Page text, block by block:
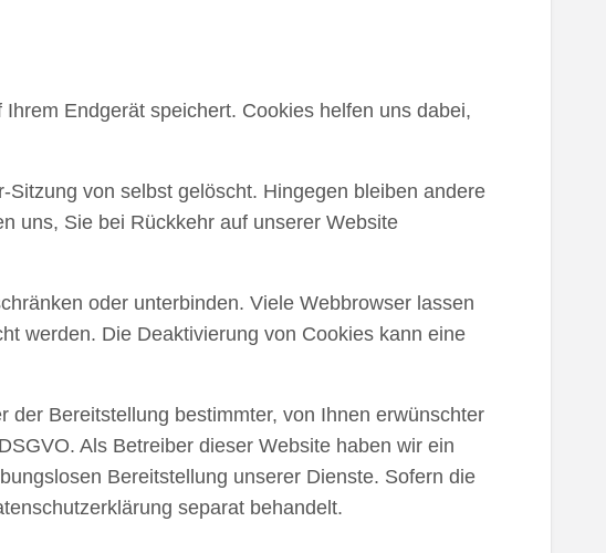
Endgerät speichert. Cookies helfen uns dabei,
von selbst gelöscht. Hingegen bleiben andere
uns, Sie bei Rückkehr auf unserer Website
oder unterbinden. Viele Webbrowser lassen
werden. Die Deaktivierung von Cookies kann eine
Bereitstellung bestimmter, von Ihnen erwünschter
Als Betreiber dieser Website haben wir ein
Bereitstellung unserer Dienste. Sofern die
separat behandelt.